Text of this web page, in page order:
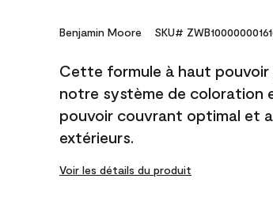
Benjamin Moore SKU#
Cette formule à haut
notre système de coloration
pouvoir couvrant optimal et
extérieurs.
Voir les détails du produit